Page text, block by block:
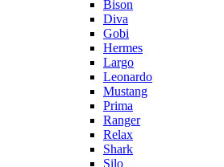
Bison
Diva
Gobi
Hermes
Largo
Leonardo
Mustang
Prima
Ranger
Relax
Shark
Silo